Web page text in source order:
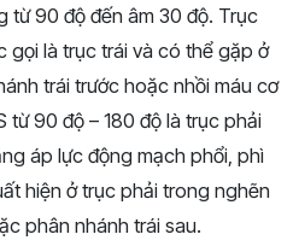
từ 90 độ đến âm 30 độ. Trục
gọi là trục trái và có thể gặp ở
trái trước hoặc nhồi máu cơ
từ 90 độ – 180 độ là trục phải
áp lực động mạch phổi, phì
hiện ở trục phải trong nghẽn
phân nhánh trái sau.